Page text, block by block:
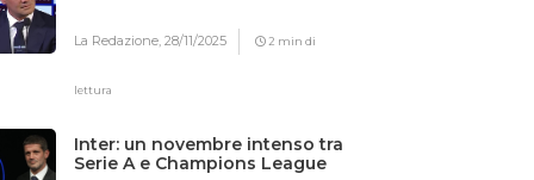
La Redazione,28/11/2025 2 min di
lettura
Inter: un novembre intenso tra
Serie A e Champions League